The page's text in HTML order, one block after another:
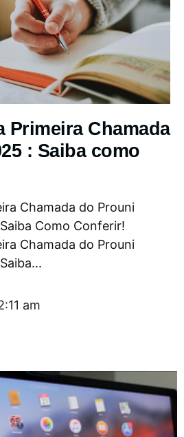
Primeira Chamada
: Saiba como
Chamada do Prouni
Como Conferir!
Chamada do Prouni
am